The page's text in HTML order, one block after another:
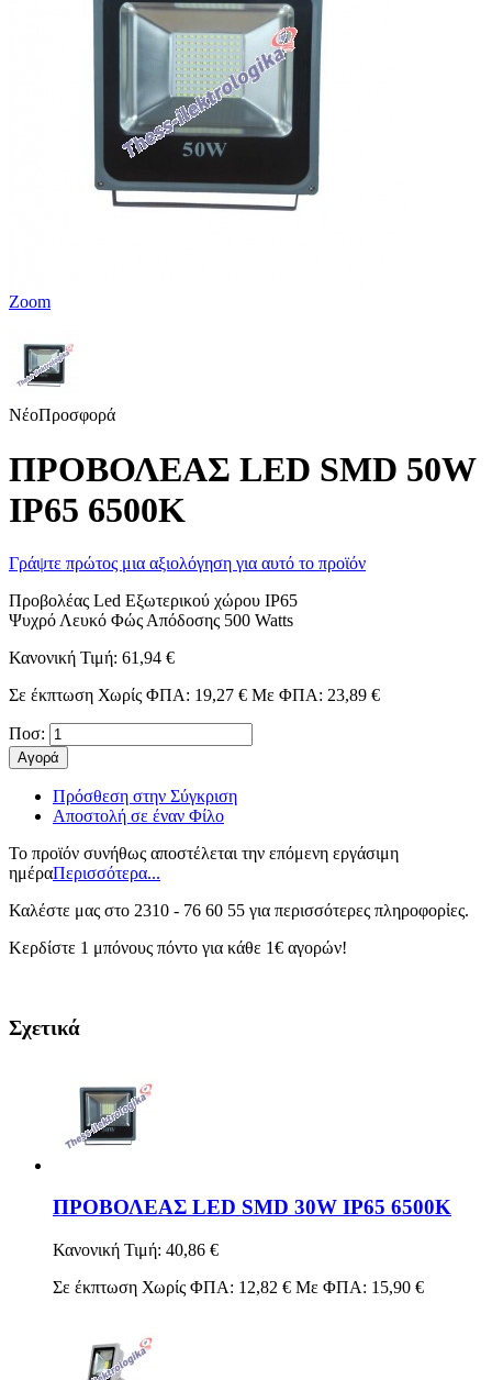
Zoom
ΝέοΠροσφορά
ΠΡΟΒΟΛΕΑΣ LED SMD 50W
IP65 6500K
Γράψτε πρώτος μια αξιολόγηση για αυτό το προϊόν
Προβολέας Led Εξωτερικού χώρου IP65
Ψυχρό Λευκό Φώς Απόδοσης 500 Watts
Κανονική Τιμή: 61,94 €
Σε έκπτωση Χωρίς ΦΠΑ: 19,27 € Με ΦΠΑ: 23,89 €
Ποσ:
Αγορά
Πρόσθεση στην Σύγκριση
Αποστολή σε έναν Φίλο
Το προϊόν συνήθως αποστέλεται την επόμενη εργάσιμη
ημέραΠερισσότερα...
Καλέστε μας στο 2310 - 76 60 55 για περισσότερες πληροφορἰες.
Κερδίστε 1 μπόνους πόντο για κάθε 1€ αγορών!
Σχετικά
ΠΡΟΒΟΛΕΑΣ LED SMD 30W IP65 6500K
Κανονική Τιμή: 40,86 €
Σε έκπτωση Χωρίς ΦΠΑ: 12,82 € Με ΦΠΑ: 15,90 €